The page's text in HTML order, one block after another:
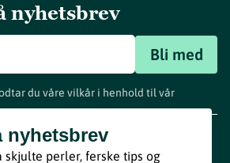
nyhetsbrev
Bli med
du våre vilkår i henhold til vår
nyhetsbrev
skjulte perler, ferske tips og